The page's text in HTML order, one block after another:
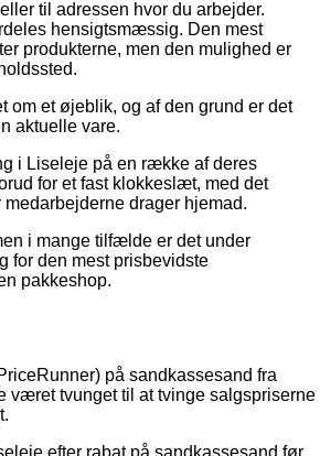
til adressen hvor du arbejder.
hensigtsmæssig. Den mest
produkterne, men den mulighed er
et øjeblik, og af den grund er det
aktuelle vare.
i Liseleje på en række af deres
for et fast klokkeslæt, med det
drager hjemad.
i mange tilfælde er det under
for den mest prisbevidste
pakkeshop.
på sandkassesand fra
været tvunget til at tvinge salgspriserne
efter rabat på sandkassesand før